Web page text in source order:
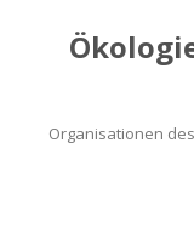
Organisationen